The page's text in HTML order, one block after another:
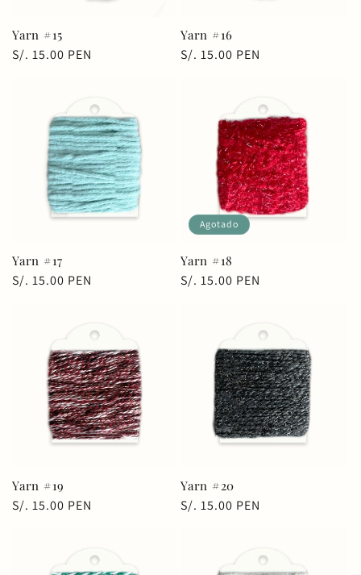
Yarn #15
Precio
S/. 15.00 PEN
Yarn #16
Precio
S/. 15.00 PEN
Yarn #17
Precio
S/. 15.00 PEN
Agotado
Yarn #18
Precio
S/. 15.00 PEN
Yarn #19
Precio
S/. 15.00 PEN
Yarn #20
Precio
S/. 15.00 PEN